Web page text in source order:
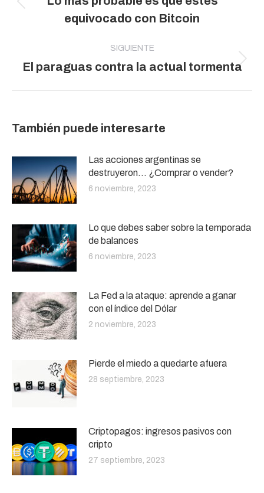
publicaciones Publicación
anterior:
equivocado con Bitcoin
SIGUIENTE
Publicación
El paraguas contra la actual tormenta
También puede interesarte
Las acciones argentinas se
destruyeron… ¿Comprar o vender?
6 noviembre, 2023
Lo que debes saber sobre la temporada
de balances
6 noviembre, 2023
La Fed a la ataque: aprende a ganar
con el índice del Dólar
2 noviembre, 2023
Pierde el miedo a quedarte afuera
28 septiembre, 2023
Criptopagos: ingresos pasivos con
cripto
27 septiembre, 2023